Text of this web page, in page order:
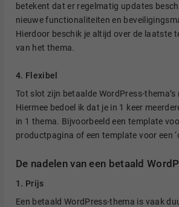
betekent dat er regelmatig updates
nieuwe functionaliteiten en
Hierdoor beschik je altijd over de laatste
van het thema.
4. Flexibel
Tot slot zijn betaalde WordPress-thema’s
Hiermee bedoel ik dat je in 1 keer
in 1 thema. Bijvoorbeeld een template
productpagina of een template voor een
De nadelen van een betaald
1. Prijs
Een betaald WordPress-thema is vaak